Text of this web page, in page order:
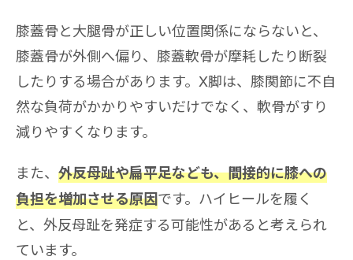
膝蓋骨と大腿骨が正しい位置関係にならないと、
膝蓋骨が外側へ偏り、膝蓋軟骨が摩耗したり断裂
したりする場合があります。X脚は、膝関節に不自
然な負荷がかかりやすいだけでなく、軟骨がすり
減りやすくなります。
また、 外反母趾や扁平足なども、間接的に膝への
負担を増加させる原因です。ハイヒールを履く
と、外反母趾を発症する可能性があると考えられ
ています。